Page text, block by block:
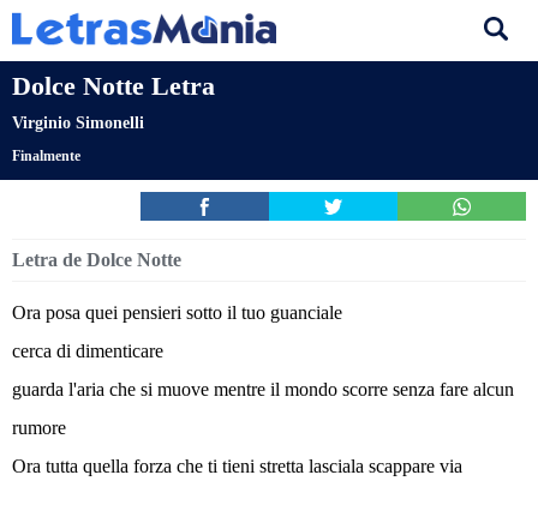
Dolce Notte Letra
Virginio Simonelli
Finalmente
Letra de Dolce Notte
Ora posa quei pensieri sotto il tuo guanciale
cerca di dimenticare
guarda l'aria che si muove mentre il mondo scorre senza fare alcun
rumore
Ora tutta quella forza che ti tieni stretta lasciala scappare via